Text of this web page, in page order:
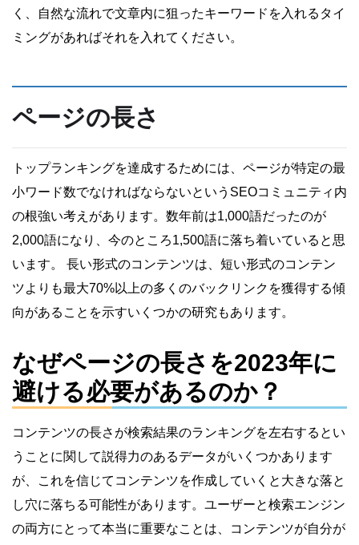
く、自然な流れで文章内に狙ったキーワードを入れるタイ
ミングがあればそれを入れてください。
ページの長さ
トップランキングを達成するためには、ページが特定の最
小ワード数でなければならないというSEOコミュニティ内
の根強い考えがあります。数年前は1,000語だったのが
2,000語になり、今のところ1,500語に落ち着いていると思
います。 長い形式のコンテンツは、短い形式のコンテン
ツよりも最大70%以上の多くのバックリンクを獲得する傾
向があることを示すいくつかの研究もあります。
なぜページの長さを2023年に
避ける必要があるのか？
コンテンツの長さが検索結果のランキングを左右するとい
うことに関して説得力のあるデータがいくつかあります
が、これを信じてコンテンツを作成していくと大きな落と
し穴に落ちる可能性があります。ユーザーと検索エンジン
の両方にとって本当に重要なことは、コンテンツが自分が